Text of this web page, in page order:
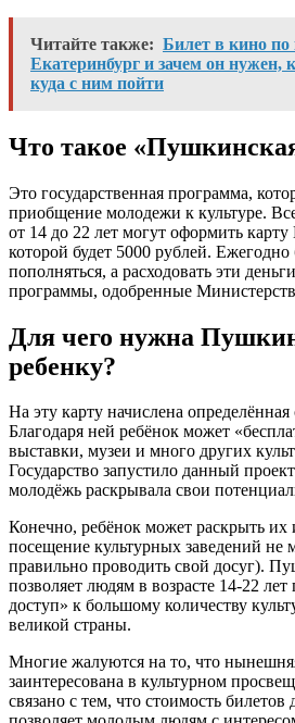
Читайте также: Билет в кино
Екатеринбург и зачем он нужен,
куда с ним пойти
Что такое
Это государственная программа,
приобщение молодежи к культуре.
от 14 до 22 лет могут оформить
которой будет 5000 рублей. Ежегодно
пополняться, а расходовать эти
программы, одобренные
Для чего нужна
ребенку?
На эту карту начислена определённая
Благодаря ней ребёнок может
выставки, музеи и много других
Государство запустило данный
молодёжь раскрывала свои
Конечно, ребёнок может раскрыть их
посещение культурных заведений не
правильно проводить свой досуг).
позволяет людям в возрасте 14-22
доступ» к большому количеству
великой страны.
Многие жалуются на то, что
заинтересована в культурном
связано с тем, что стоимость